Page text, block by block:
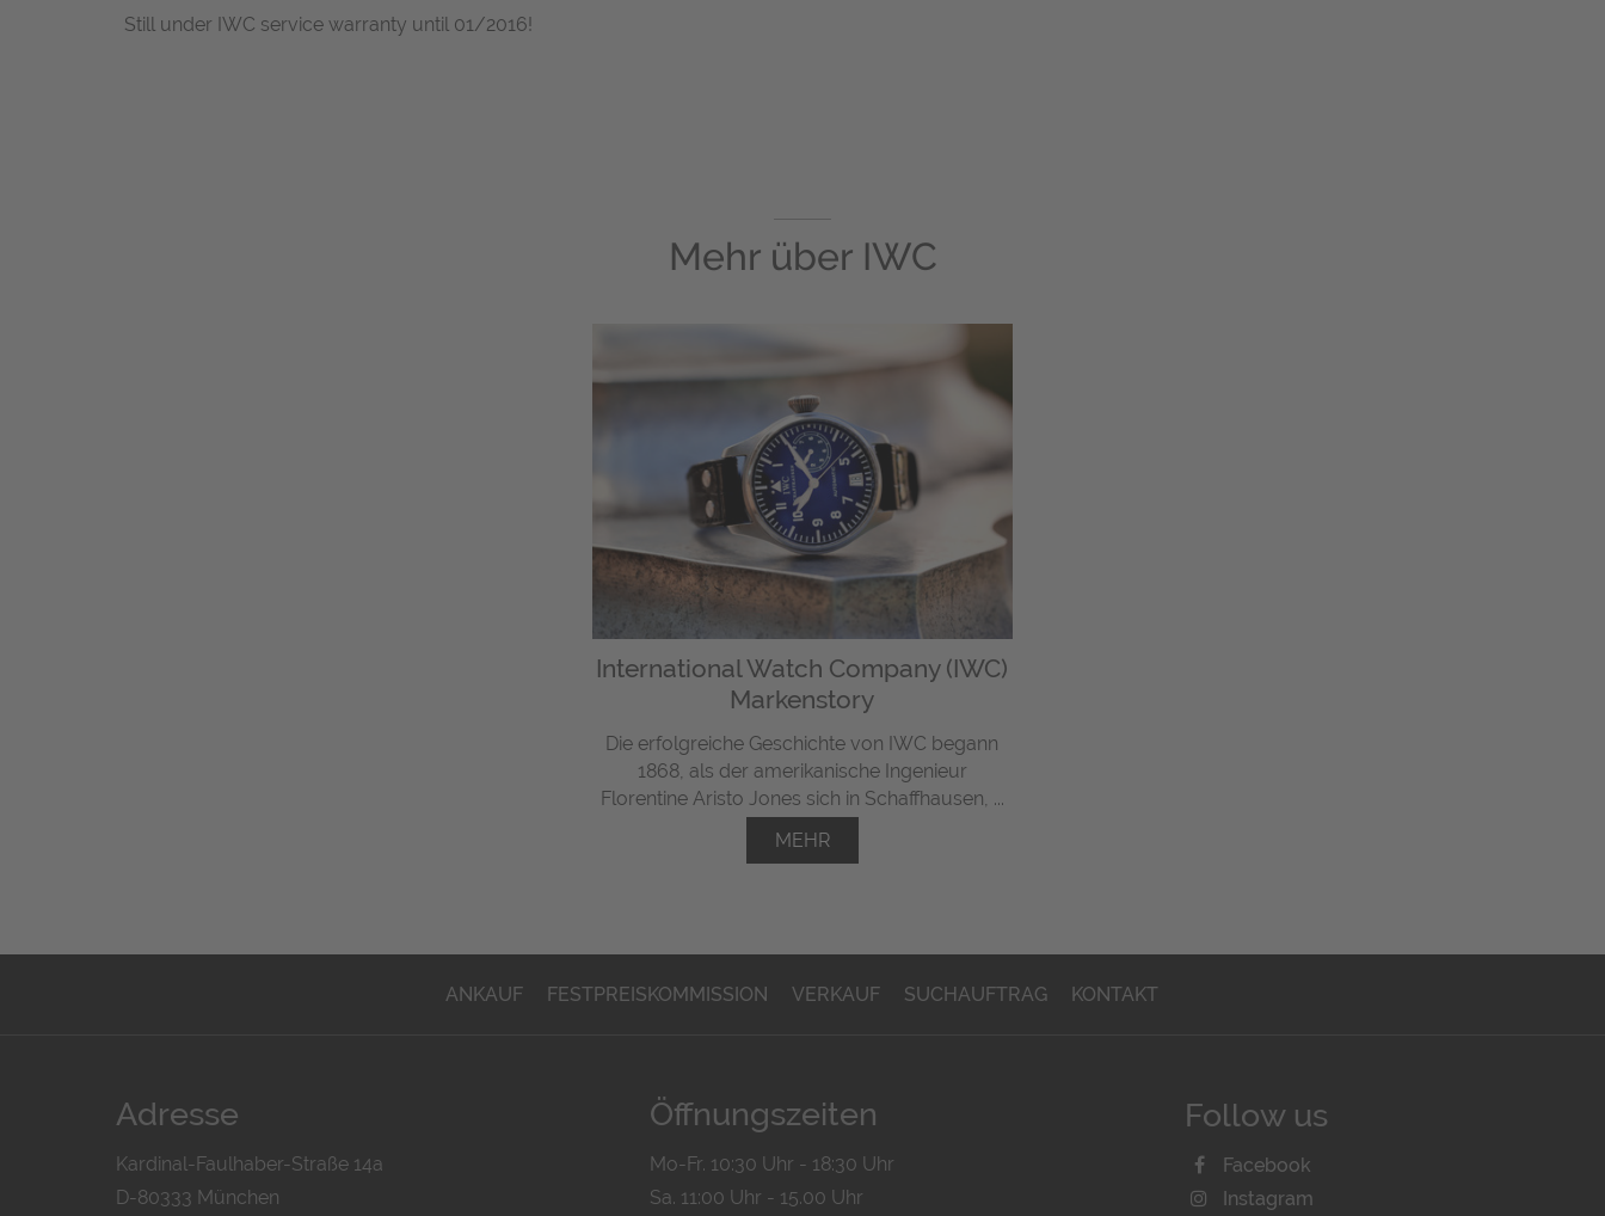
Still under IWC service warranty until 01/2016!
Mehr über IWC
International Watch Company (IWC)
Markenstory
Die erfolgreiche Geschichte von IWC begann
1868, als der amerikanische Ingenieur
Florentine Aristo Jones sich in Schaffhausen, ...
MEHR
ANKAUF FESTPREISKOMMISSION VERKAUF SUCHAUFTRAG KONTAKT
Adresse
Kardinal-Faulhaber-Straße 14a
D-80333 München
Öffnungszeiten
Mo-Fr. 10:30 Uhr - 18:30 Uhr
Sa. 11:00 Uhr - 15.00 Uhr
Follow us
Facebook
Instagram